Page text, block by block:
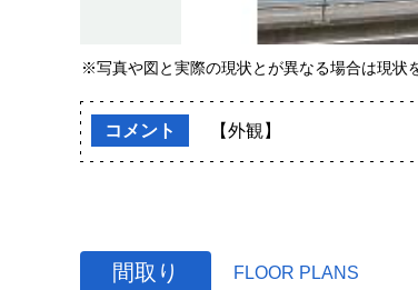
※写真や図と実際の現状とが異なる場合は現状
コメント 【外観】
間取り FLOOR PLANS